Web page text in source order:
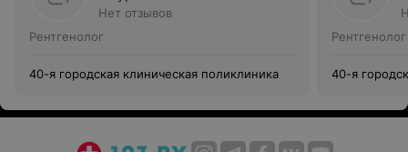
Нет отзывов
Рентгенолог
40-я городская клиническая поликлиника
Рентгенолог
40-я